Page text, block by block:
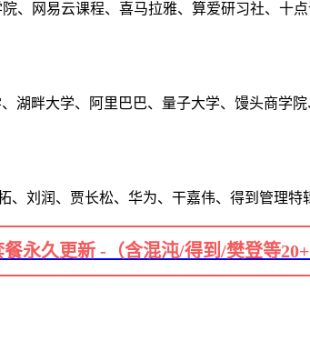
、网易云课程、喜马拉雅、算爱研习社、十
湖畔大学、阿里巴巴、量子大学、馒头商学
刘润、贾长松、华为、干嘉伟、得到管理
永久更新 -（含混沌/得到/樊登等